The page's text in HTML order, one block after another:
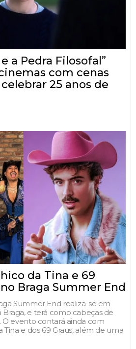
a Pedra Filosofal”
com cenas
25 anos de
da Tina e 69
Braga Summer End
Summer End realiza-se em
e terá como cabeças de
O evento contará ainda com
Tina e dos 69 Graus, além de uma